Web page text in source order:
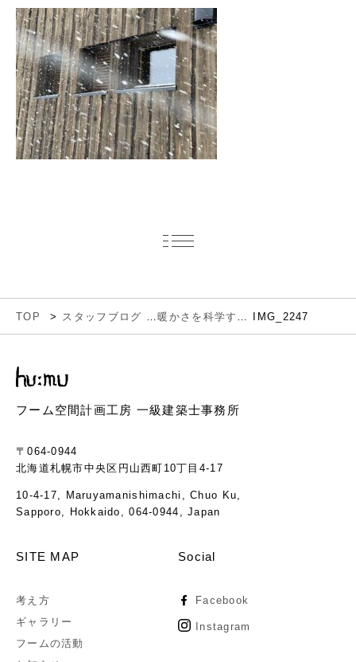
TOP スタッフブログ IMG_2247
フーム空間計画工房 一級建築士事務所
〒064-0944
北海道札幌市中央区円山西町10丁目4-17
10-4-17, Maruyamanishimachi, Chuo Ku,
Sapporo, Hokkaido, 064-0944, Japan
SITE MAP
考え方
ギャラリー
フームの活動
Social
Facebook
Instagram